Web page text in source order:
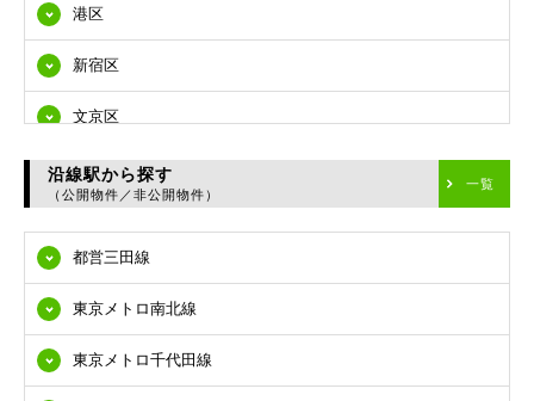
港区
新宿区
文京区
台東区
江東区
品川区
目黒区
沿線駅から探す
（公開物件／非公開物件）
一覧
都営三田線
東京メトロ南北線
東京メトロ千代田線